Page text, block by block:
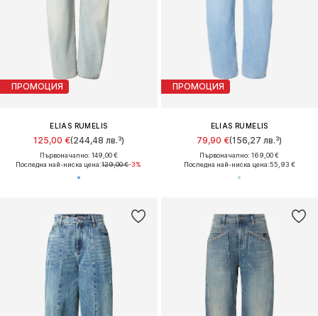
ПРОМОЦИЯ
ELIAS RUMELIS
125,00 €(244,48 лв.³)
Първоначално: 149,00 €
Последна най-ниска цена:129,00 €-3%
ПРОМОЦИЯ
ELIAS RUMELIS
79,90 €(156,27 лв.³)
Първоначално: 169,00 €
Последна най-ниска цена:55,93 €